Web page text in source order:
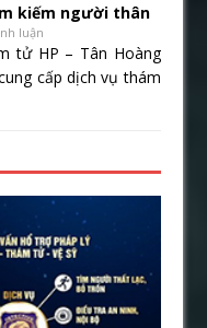
kiếm người thân
luận
tử HP – Tân Hoàng
cấp dịch vụ thám